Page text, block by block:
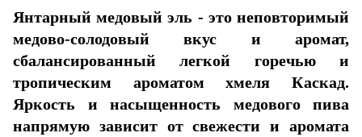
Янтарный медовый эль - это неповторимый
медово-солодовый вкус и аромат,
сбалансированный легкой горечью и
тропическим ароматом хмеля Каскад.
Яркость и насыщенность медового пива
напрямую зависит от свежести и аромата